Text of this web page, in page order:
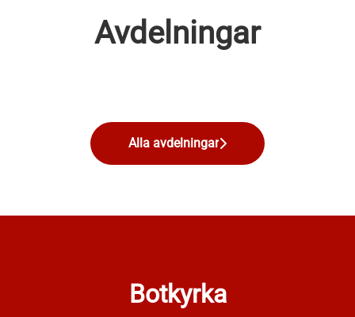
Avdelningar
Alla avdelningar
Botkyrka